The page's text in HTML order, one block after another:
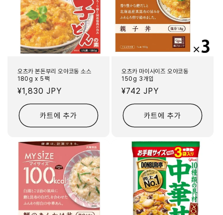
오츠카 본돈부리 오야코동 소스
180g x 5팩
정
가
¥1,830 JPY
카트에 추가
오츠카 마이사이즈 오야코동
150g 3개입
정
가
¥742 JPY
카트에 추가